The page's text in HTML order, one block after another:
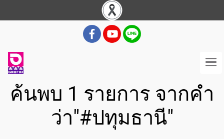
ค้นพบ 1 รายการ จากคำ
ว่า"#ปทุมธานี"